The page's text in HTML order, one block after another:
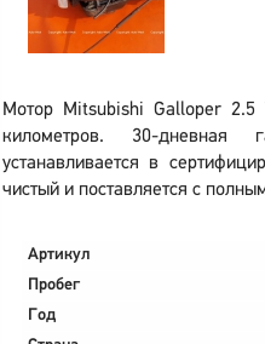
Мотор Mitsubishi Galloper
километров. 30-дневная
устанавливается в
чистый и поставляется с
Артикул
Пробег
Год